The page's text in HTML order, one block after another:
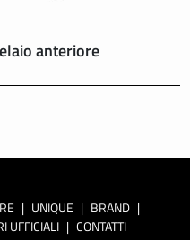
anteriore
| UNIQUE | BRAND |
UFFICIALI | CONTATTI